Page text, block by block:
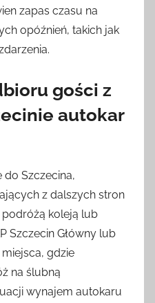
zapas czasu na
opóźnień, takich jak
gości z
autokar
do Szczecina,
z dalszych stron
podróżą koleją lub
Szczecin Główny lub
gdzie
na ślubną
wynajem autokaru